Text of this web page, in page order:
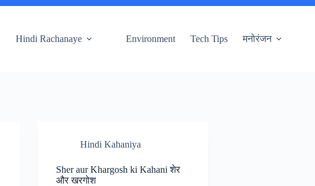
Hindi Rachanaye Environment Tech Tips मनोरंजन
Hindi Kahaniya
Sher aur Khargosh ki Kahani शेर
और खरगोश